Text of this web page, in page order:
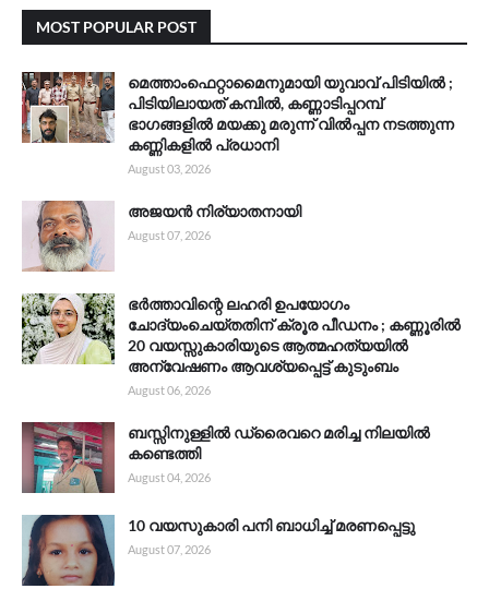
MOST POPULAR POST
മെത്താംഫെറ്റാമൈനുമായി യുവാവ് പിടിയിൽ ;
പിടിയിലായത് കമ്പിൽ, കണ്ണാടിപ്പറമ്പ്
ഭാഗങ്ങളിൽ മയക്കു മരുന്ന് വിൽപ്പന നടത്തുന്ന
കണ്ണികളിൽ പ്രധാനി
August 03, 2026
അജയൻ നിര്യാതനായി
August 07, 2026
ഭർത്താവിന്റെ ലഹരി ഉപയോഗം
ചോദ്യംചെയ്തതിന് ക്രൂര പീഡനം ; കണ്ണൂരിൽ
20 വയസ്സുകാരിയുടെ ആത്മഹത്യയിൽ
അന്വേഷണം ആവശ്യപ്പെട്ട് കുടുംബം
August 06, 2026
ബസ്സിനുള്ളിൽ ഡ്രൈവറെ മരിച്ച നിലയിൽ
കണ്ടെത്തി
August 04, 2026
10 വയസുകാരി പനി ബാധിച്ച് മരണപ്പെട്ടു
August 07, 2026